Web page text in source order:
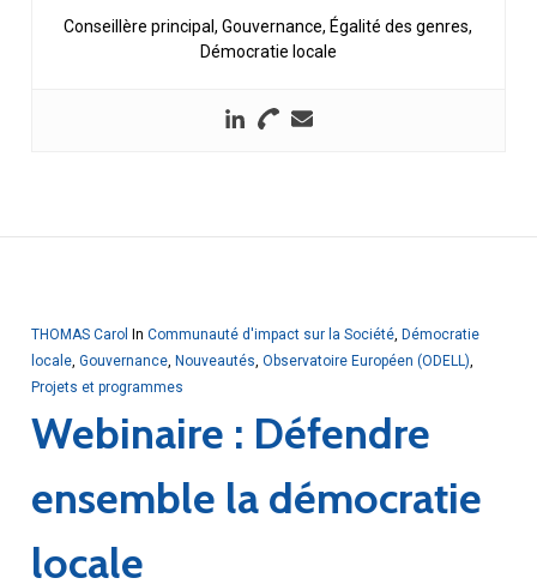
Conseillère principal, Gouvernance, Égalité des genres,
Démocratie locale
THOMAS Carol In Communauté d'impact sur la Société, Démocratie
locale, Gouvernance, Nouveautés, Observatoire Européen (ODELL),
Projets et programmes
Webinaire : Défendre
ensemble la démocratie
locale